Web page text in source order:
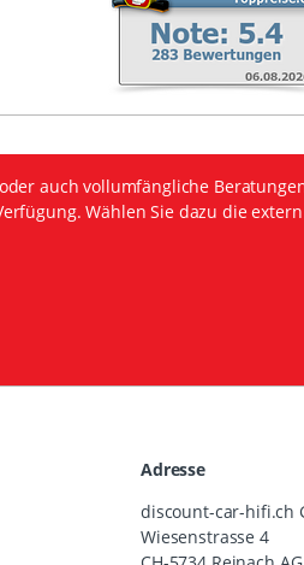
auch vollumfängliche
Wählen Sie dazu die
Adresse
discount-car-hifi.ch
Wiesenstrasse 4